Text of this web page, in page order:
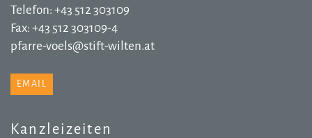
Telefon: +43 512 303109
Fax: +43 512 303109-4
pfarre-voels@stift-wilten.at
EMAIL
Kanzleizeiten